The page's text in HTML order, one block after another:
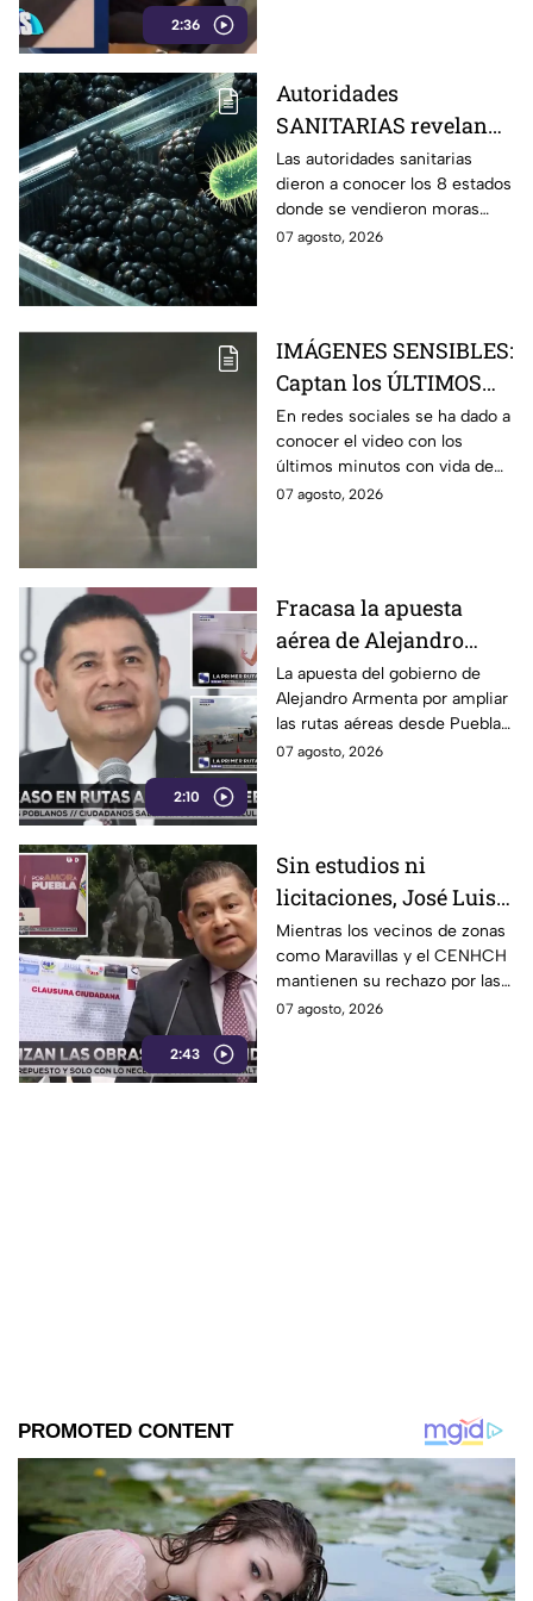
2:36
Autoridades
SANITARIAS revelan
los 8 estados donde se
vendieron las MORAS
contaminadas con
E.coli
Las autoridades sanitarias
dieron a conocer los 8 estados
donde se vendieron moras
contaminadas con E.coli, lo
07 agosto, 2026
IMÁGENES SENSIBLES:
Captan los ÚLTIMOS
minutos con vida de
Dominga, abuelita que
murió atacada en
Amozoc
En redes sociales se ha dado a
conocer el video con los
últimos minutos con vida de
Dominga, abuelita que fue
07 agosto, 2026
2:10
Fracasa la apuesta
aérea de Alejandro
Armenta, cancelan ruta
impulsada por Turismo
de Carla López-Malo
La apuesta del gobierno de
Alejandro Armenta por ampliar
las rutas aéreas desde Puebla
ya enfrenta su primer revés. A
que pone en duda la
planeación y el alcance de una
estrategia presentada como un
impulso al turismo en el
estado.
07 agosto, 2026
2:43
Sin estudios ni
licitaciones, José Luis
García Parra habla de
"plusvalía" para
imponer el Cablebús en
Puebla
Mientras los vecinos de zonas
como Maravillas y el CENHCH
mantienen su rechazo por las
afectaciones a su tranquilidad
07 agosto, 2026